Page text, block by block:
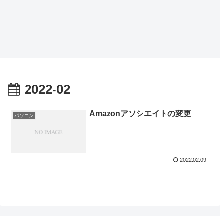
2022-02
パソコン Amazonアソシエイトの変更
2022.02.09